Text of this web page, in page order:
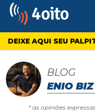
4oito
DEIXE AQUI SEU
BLOG
ENIO BIZ
* as opiniões